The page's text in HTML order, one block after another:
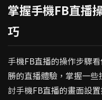
掌握手機FB直播
巧
手機FB直播的操作步驟
勝的直播體驗，掌握一
討手機FB直播的畫面設